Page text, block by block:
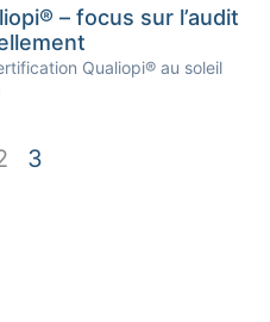
– focus sur l’audit
Qualiopi® au soleil
3